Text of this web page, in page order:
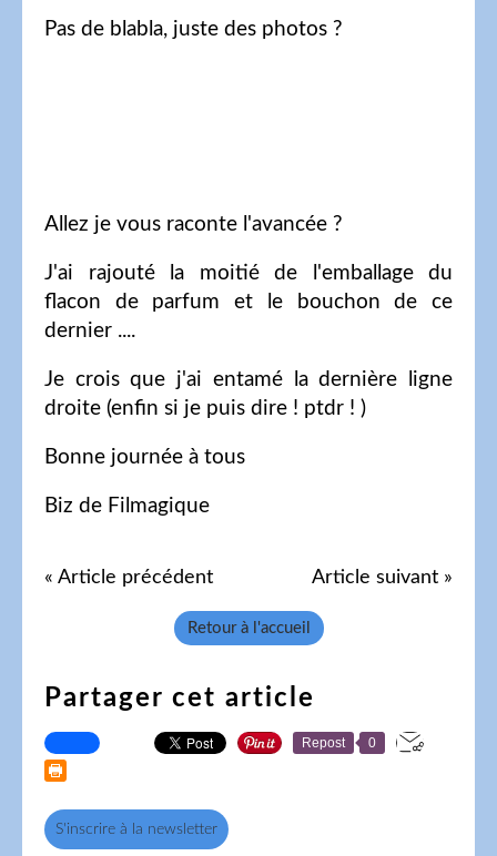
Pas de blabla, juste des photos ?
Allez je vous raconte l'avancée ?
J'ai rajouté la moitié de l'emballage du
flacon de parfum et le bouchon de ce
dernier ....
Je crois que j'ai entamé la dernière ligne
droite (enfin si je puis dire ! ptdr ! )
Bonne journée à tous
Biz de Filmagique
« Article précédent Article suivant »
Retour à l'accueil
Partager cet article
Repost 0
S'inscrire à la newsletter